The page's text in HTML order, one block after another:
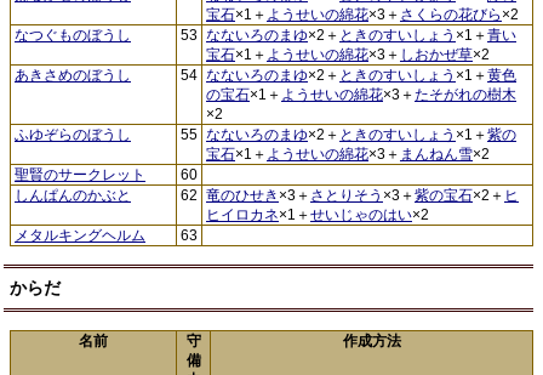
宝石×1＋ ようせいの綿花×3＋ さくらの花びら ×2
なつぐものぼうし
53 なないろのまゆ×2＋ ときのすいしょう ×1＋青い
宝石×1＋ ようせいの綿花×3＋ しおかぜ草×2
あきさめのぼうし
54 なないろのまゆ×2＋ ときのすいしょう ×1＋黄色
の宝石×1＋ ようせいの綿花×3＋たそがれの樹木
×2
ふゆぞらのぼうし
55 なないろのまゆ×2＋ ときのすいしょう ×1＋紫の
宝石×1＋ ようせいの綿花×3＋ まんねん雪×2
聖賢のサークレット
60
しんぱんのかぶと
62 竜のひせき ×3＋ さとりそう ×3＋紫の宝石×2＋ ヒ
ヒイロカネ×1＋せいじゃのはい×2
メタルキングヘルム
63
からだ
名前
守
備
作成方法